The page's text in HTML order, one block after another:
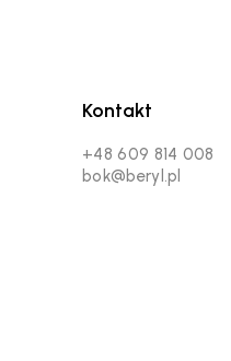
Kontakt
+48 609 814 008
bok@beryl.pl